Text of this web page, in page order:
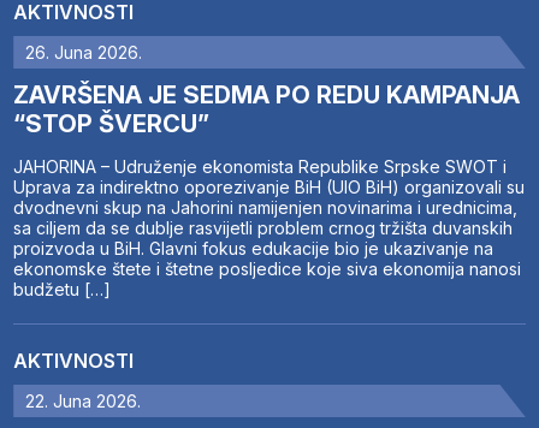
AKTIVNOSTI
26. Juna 2026.
ZAVRŠENA JE SEDMA PO REDU KAMPANJA
“STOP ŠVERCU”
JAHORINA – Udruženje ekonomista Republike Srpske SWOT i
Uprava za indirektno oporezivanje BiH (UIO BiH) organizovali su
dvodnevni skup na Jahorini namijenjen novinarima i urednicima,
sa ciljem da se dublje rasvijetli problem crnog tržišta duvanskih
proizvoda u BiH. Glavni fokus edukacije bio je ukazivanje na
ekonomske štete i štetne posljedice koje siva ekonomija nanosi
budžetu […]
AKTIVNOSTI
22. Juna 2026.